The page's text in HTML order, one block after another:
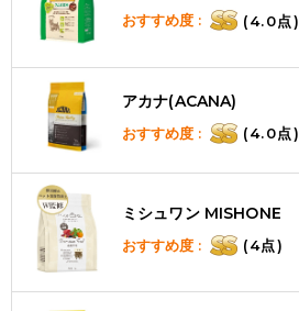
おすすめ度 : (4.0点)
アカナ(ACANA)
おすすめ度 : (4.0点)
ミシュワン MISHONE
おすすめ度 : (4点)